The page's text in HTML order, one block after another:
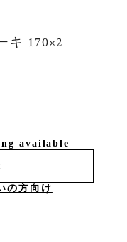
キ 170×2
available
の方向け